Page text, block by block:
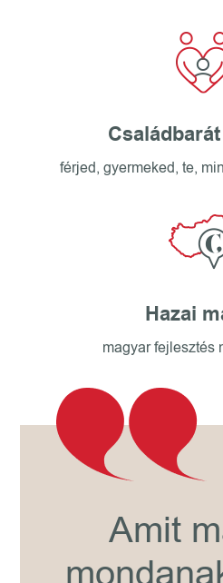
férjed, gyermeked, te,
Hazai
magyar fejlesztés
Amit